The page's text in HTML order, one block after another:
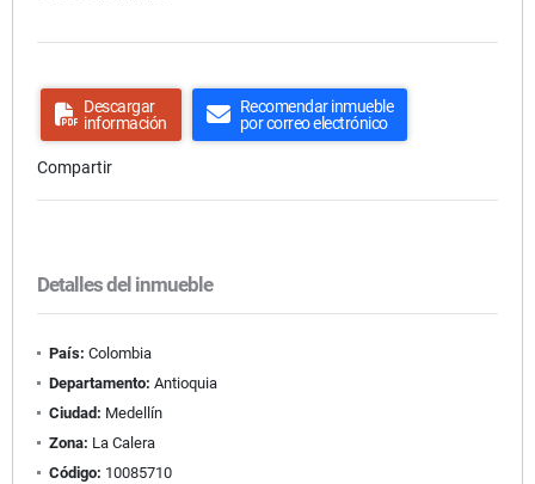
Descargar
información
Recomendar inmueble
por correo electrónico
Compartir
Detalles del inmueble
País: Colombia
Departamento: Antioquia
Ciudad: Medellín
Zona: La Calera
Código: 10085710